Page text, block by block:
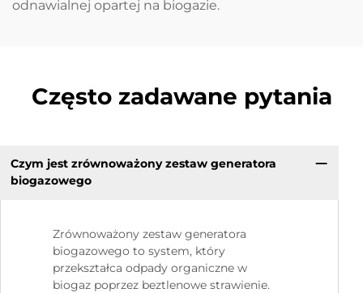
odnawialnej opartej na biogazie.
Często zadawane pytania
Czym jest zrównoważony zestaw generatora
biogazowego
Zrównoważony zestaw generatora
biogazowego to system, który
przekształca odpady organiczne w
biogaz poprzez beztlenowe strawienie.